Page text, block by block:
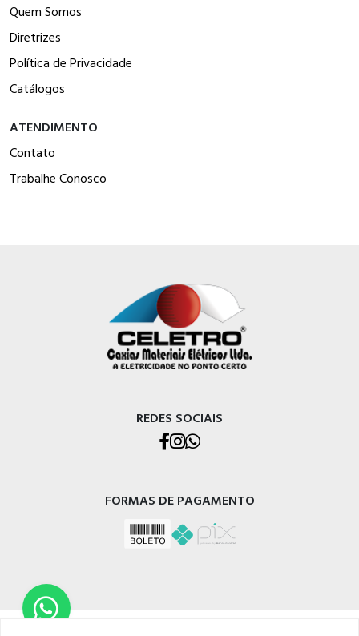
Quem Somos
Diretrizes
Política de Privacidade
Catálogos
ATENDIMENTO
Contato
Trabalhe Conosco
REDES SOCIAIS
FORMAS DE PAGAMENTO